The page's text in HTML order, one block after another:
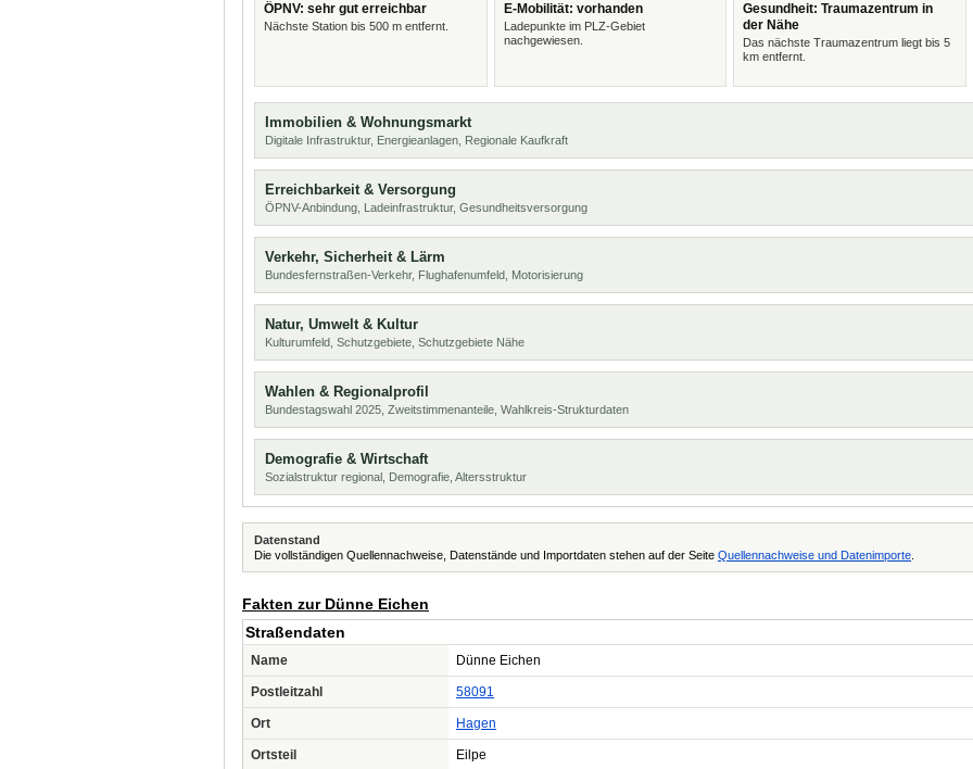
ÖPNV: sehr gut erreichbar
Nächste Station bis 500 m entfernt.
E-Mobilität: vorhanden
Ladepunkte im PLZ-Gebiet
nachgewiesen.
Gesundheit: Traumazentrum in
der Nähe
Das nächste Traumazentrum liegt bis 5
km entfernt.
Immobilien & Wohnungsmarkt
Digitale Infrastruktur, Energieanlagen, Regionale Kaufkraft
Erreichbarkeit & Versorgung
ÖPNV-Anbindung, Ladeinfrastruktur, Gesundheitsversorgung
Verkehr, Sicherheit & Lärm
Bundesfernstraßen-Verkehr, Flughafenumfeld, Motorisierung
Natur, Umwelt & Kultur
Kulturumfeld, Schutzgebiete, Schutzgebiete Nähe
Wahlen & Regionalprofil
Bundestagswahl 2025, Zweitstimmenanteile, Wahlkreis-Strukturdaten
Demografie & Wirtschaft
Sozialstruktur regional, Demografie, Altersstruktur
Datenstand
Die vollständigen Quellennachweise, Datenstände und Importdaten stehen auf der Seite Quellennachweise und Datenimporte
Fakten zur Dünne Eichen
Straßendaten
Name Dünne Eichen
Postleitzahl 58091
Ort Hagen
Ortsteil Eilpe